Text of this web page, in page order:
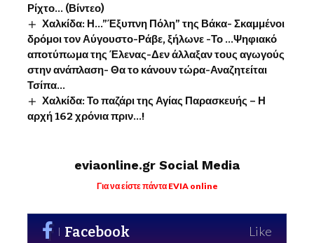
Ρίχτο… (Βίντεο)
Χαλκίδα: Η…”Έξυπνη Πόλη” της Βάκα- Σκαμμένοι
δρόμοι τον Αύγουστο-Ράβε, ξήλωνε -Το …Ψηφιακό
αποτύπωμα της Έλενας-Δεν άλλαξαν τους αγωγούς
στην ανάπλαση- Θα το κάνουν τώρα-Αναζητείται
Τσίπα…
Χαλκίδα: Το παζάρι της Αγίας Παρασκευής – Η
αρχή 162 χρόνια πριν…!
eviaonline.gr Social Media
Για να είστε πάντα EVIA online
Facebook Like